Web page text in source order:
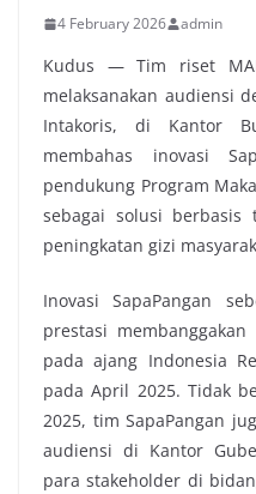
4 February 2026 admin
Kudus — Tim riset
melaksanakan audiensi
Intakoris, di Kantor
membahas inovasi
pendukung Program
sebagai solusi berbasis
peningkatan gizi
Inovasi SapaPangan
prestasi
pada ajang Indonesia
pada April 2025. Tidak
2025, tim SapaPangan
audiensi di Kantor
para stakeholder di